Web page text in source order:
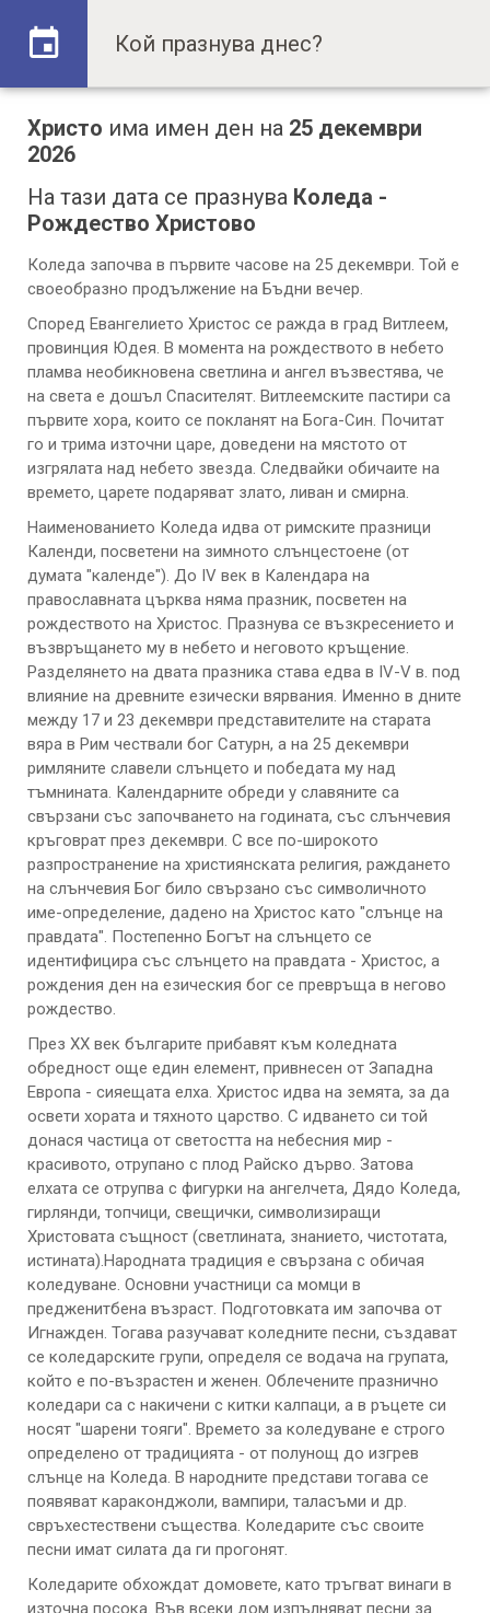
Христо има имен ден на 25 декември
2026
На тази дата се празнува Коледа -
Рождество Христово
Коледа започва в първите часове на 25 декември. Той е
своеобразно продължение на Бъдни вечер.
Според Евангелието Христос се ражда в град Витлеем,
провинция Юдея. В момента на рождеството в небето
пламва необикновена светлина и ангел възвестява, че
на света е дошъл Спасителят. Витлеемските пастири са
първите хора, които се покланят на Бога-Син. Почитат
го и трима източни царе, доведени на мястото от
изгрялата над небето звезда. Следвайки обичаите на
времето, царете подаряват злато, ливан и смирна.
Наименованието Коледа идва от римските празници
Календи, посветени на зимното слънцестоене (от
думата "календе"). До IV век в Календара на
православната църква няма празник, посветен на
рождеството на Христос. Празнува се възкресението и
възвръщането му в небето и неговото кръщение.
Разделянето на двата празника става едва в IV-V в. под
влияние на древните езически вярвания. Именно в дните
между 17 и 23 декември представителите на старата
вяра в Рим чествали бог Сатурн, а на 25 декември
римляните славели слънцето и победата му над
тъмнината. Календарните обреди у славяните са
свързани със започването на годината, със слънчевия
кръговрат през декември. С все по-широкото
разпространение на християнската религия, раждането
на слънчевия Бог било свързано със символичното
име-определение, дадено на Христос като "слънце на
правдата". Постепенно Богът на слънцето се
идентифицира със слънцето на правдата - Христос, а
рождения ден на езическия бог се превръща в негово
рождество.
През ХХ век българите прибавят към коледната
обредност още един елемент, привнесен от Западна
Европа - сияещата елха. Христос идва на земята, за да
освети хората и тяхното царство. С идването си той
донася частица от светостта на небесния мир -
красивото, отрупано с плод Райско дърво. Затова
елхата се отрупва с фигурки на ангелчета, Дядо Коледа,
гирлянди, топчици, свещички, символизиращи
Христовата същност (светлината, знанието, чистотата,
истината).Народната традиция е свързана с обичая
коледуване. Основни участници са момци в
предженитбена възраст. Подготовката им започва от
Игнажден. Тогава разучават коледните песни, създават
се коледарските групи, определя се водача на групата,
който е по-възрастен и женен. Облечените празнично
коледари са с накичени с китки калпаци, а в ръцете си
носят "шарени тояги". Времето за коледуване е строго
определено от традицията - от полунощ до изгрев
слънце на Коледа. В народните представи тогава се
появяват караконджоли, вампири, таласъми и др.
свръхестествени същества. Коледарите със своите
песни имат силата да ги прогонят.
Коледарите обхождат домовете, като тръгват винаги в
източна посока. Във всеки дом изпълняват песни за